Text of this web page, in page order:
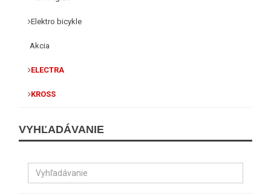
Elektro bicykle
Akcia
ELECTRA
KROSS
VYHĽADÁVANIE